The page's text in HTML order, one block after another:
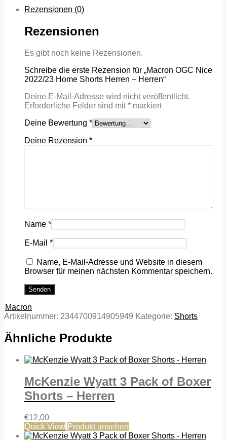
Rezensionen (0)
Rezensionen
Es gibt noch keine Rezensionen.
Schreibe die erste Rezension für „Macron OGC Nice
2022/23 Home Shorts Herren – Herren“
Deine E-Mail-Adresse wird nicht veröffentlicht.
Erforderliche Felder sind mit* markiert
Deine Bewertung *
Deine Rezension *
Name *
E-Mail *
Name, E-Mail-Adresse und Website in diesem
Browser für meinen nächsten Kommentar speichern.
Macron
Artikelnummer: 2344700914905949 Kategorie: Shorts
Ähnliche Produkte
McKenzie Wyatt 3 Pack of Boxer
Shorts – Herren
€12,00
Quick View Produkt ansehen